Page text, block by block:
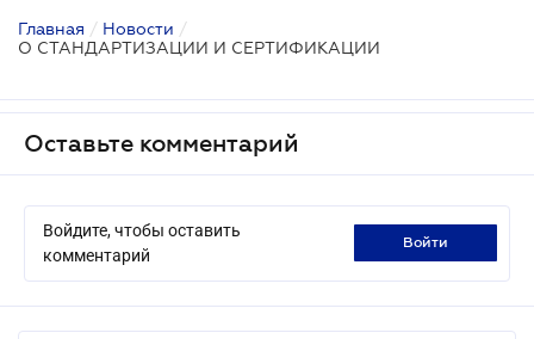
Главная / Новости /
О СТАНДАРТИЗАЦИИ И СЕРТИФИКАЦИИ
Оставьте комментарий
Войдите, чтобы оставить
комментарий
войти